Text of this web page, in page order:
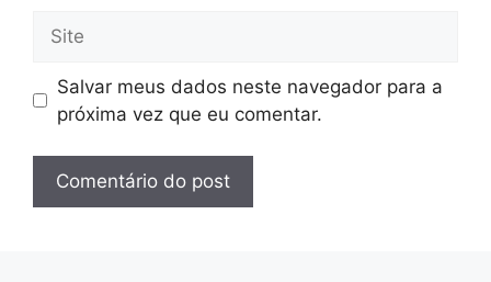
Salvar meus dados neste navegador para a
próxima vez que eu comentar.